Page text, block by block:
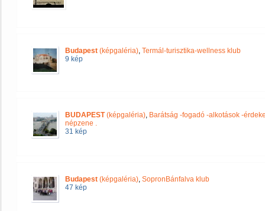
Budapest (képgaléria), Termál-turisztika-wellness klub
9 kép
BUDAPEST(képgaléria), Barátság -fogadó -alkotások -
népzene .
31 kép
Budapest (képgaléria), SopronBánfalva klub
47 kép